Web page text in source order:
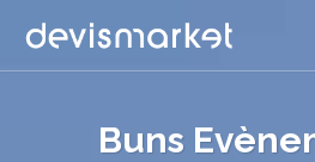
Buns